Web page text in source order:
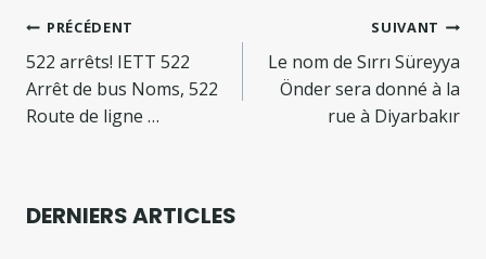
Navigation
de
l’article
PRÉCÉDENT
522 arrêts! IETT 522
Arrêt de bus Noms, 522
Route de ligne …
SUIVANT
Le nom de Sırrı Süreyya
Önder sera donné à la
rue à Diyarbakır
DERNIERS ARTICLES